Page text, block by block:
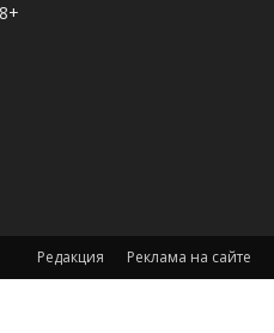
Редакция Реклама на сайте